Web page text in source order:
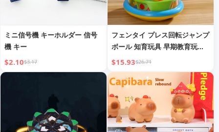
ミニ信号機 キーホルダー 信号
機 キー
$2.10$3.17
フェンタイ プレス回転ジャンプ
ボール 知育玩具 早期教育玩具
乳児 0-2歳 癒しアタッチメント
$15.93$26.71